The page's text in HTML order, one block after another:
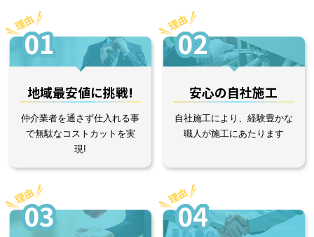
01
地域最安値に挑戦!
仲介業者を通さず仕入れる事
で無駄なコストカットを実
現!
02
安心の自社施工
自社施工により、経験豊かな
職人が施工にあたります
03 04